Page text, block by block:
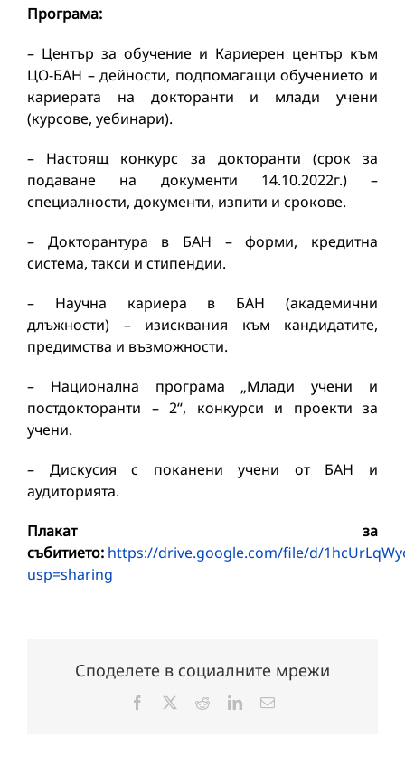
Програма:
– Център за обучение и Кариерен център към
ЦО-БАН – дейности, подпомагащи обучението и
кариерата на докторанти и млади учени
(курсове, уебинари).
– Настоящ конкурс за докторанти (срок за
подаване на документи 14.10.2022г.) –
специалности, документи, изпити и срокове.
– Докторантура в БАН – форми, кредитна
система, такси и стипендии.
– Научна кариера в БАН (академични
длъжности) – изисквания към кандидатите,
предимства и възможности.
– Национална програма „Млади учени и
постдокторанти – 2“, конкурси и проекти за
учени.
– Дискусия с поканени учени от БАН и
аудиторията.
Плакат за
събитието: https://drive.google.com/file/d/
usp=sharing
Споделете в социалните мрежи
Facebook RedditLinkedInЕлектронна